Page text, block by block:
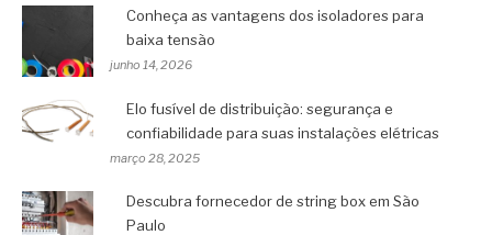
Conheça as vantagens dos isoladores para
baixa tensão
junho 14, 2026
Elo fusível de distribuição: segurança e
confiabilidade para suas instalações elétricas
março 28, 2025
Descubra fornecedor de string box em São
Paulo